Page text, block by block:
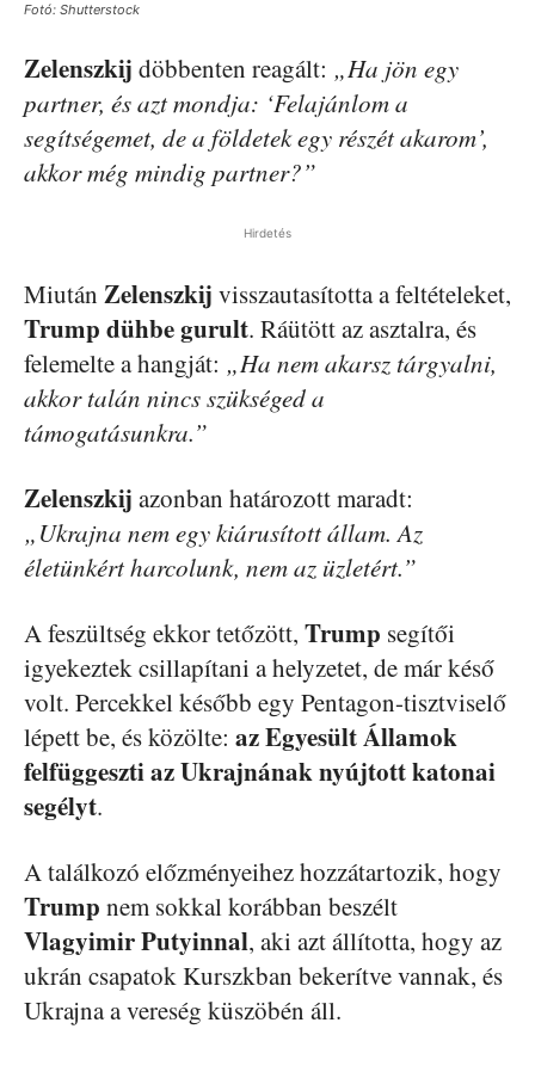
Fotó: Shutterstock
Zelenszkij döbbenten reagált: „Ha jön egy
partner, és azt mondja: ‘Felajánlom a
segítségemet, de a földetek egy részét akarom’,
akkor még mindig partner?”
Hirdetés
Miután Zelenszkij visszautasította a feltételeket,
Trump dühbe gurult. Ráütött az asztalra, és
felemelte a hangját: „Ha nem akarsz tárgyalni,
akkor talán nincs szükséged a
támogatásunkra.”
Zelenszkij azonban határozott maradt:
„Ukrajna nem egy kiárusított állam. Az
életünkért harcolunk, nem az üzletért.”
A feszültség ekkor tetőzött, Trump segítői
igyekeztek csillapítani a helyzetet, de már késő
volt. Percekkel később egy Pentagon-tisztviselő
lépett be, és közölte: az Egyesült Államok
felfüggeszti az Ukrajnának nyújtott katonai
segélyt.
A találkozó előzményeihez hozzátartozik, hogy
Trump nem sokkal korábban beszélt
Vlagyimir Putyinnal, aki azt állította, hogy az
ukrán csapatok Kurszkban bekerítve vannak, és
Ukrajna a vereség küszöbén áll.